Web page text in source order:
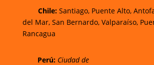
Chile:Santiago, Puente Alto,
del Mar, San Bernardo, Valparaíso,
Rancagua
Perú: Ciudad de